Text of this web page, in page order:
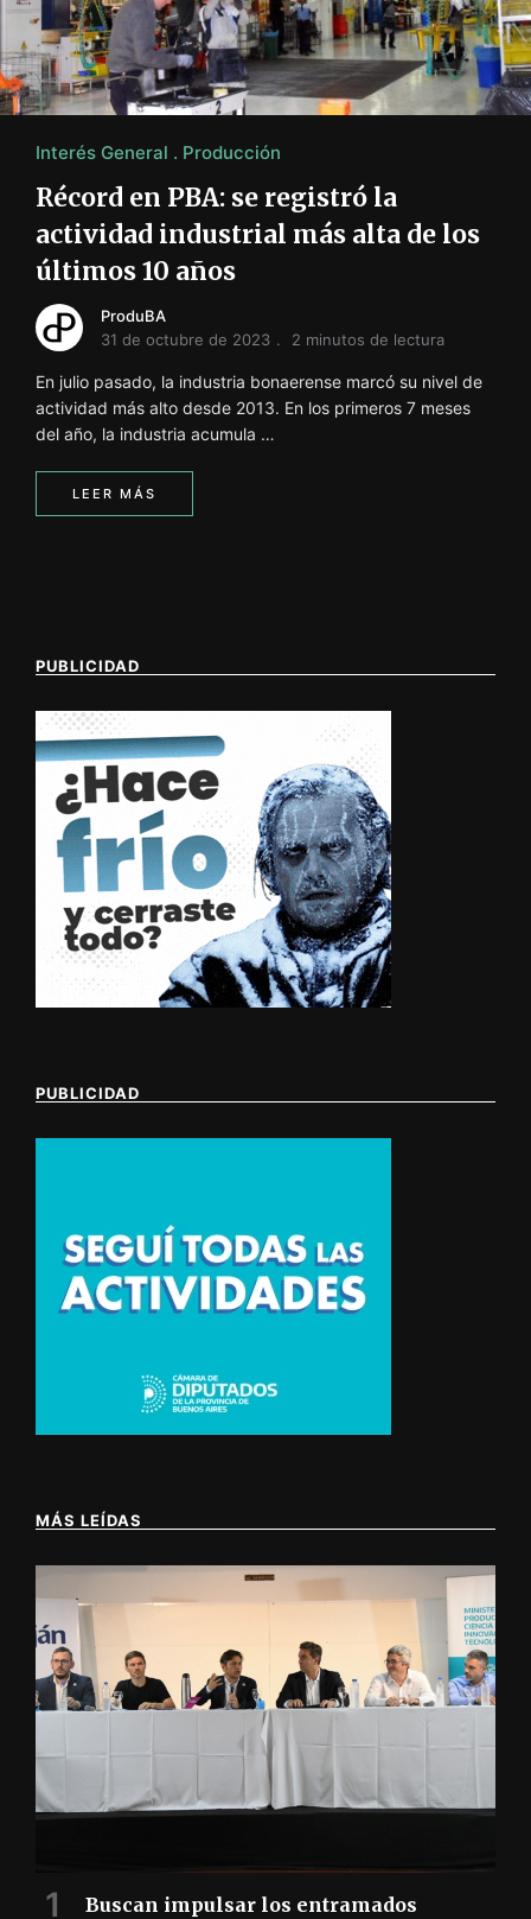
i
ó
n
INFORMACIÓN SOBRE LA PRODUCCIÓN EN LA
Interés General Producción
Récord en PBA: se registró la
actividad industrial más alta de los
últimos 10 años
ProduBA
31 de octubre de 2023
2 minutos de lectura
En julio pasado, la industria bonaerense marcó su nivel de
actividad más alto desde 2013. En los primeros 7 meses
del año, la industria acumula …
LEER MÁS
PUBLICIDAD
PUBLICIDAD
MÁS LEÍDAS
Buscan impulsar los entramados